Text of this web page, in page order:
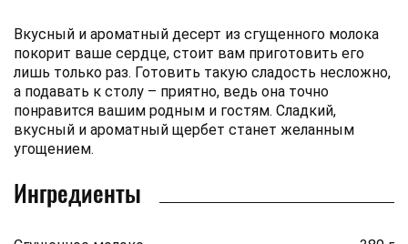
Вкусный и ароматный десерт из сгущенного молока
покорит ваше сердце, стоит вам приготовить его
лишь только раз. Готовить такую сладость несложно,
а подавать к столу – приятно, ведь она точно
понравится вашим родным и гостям. Сладкий,
вкусный и ароматный щербет станет желанным
угощением.
Ингредиенты